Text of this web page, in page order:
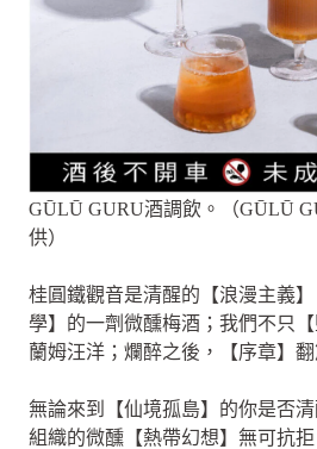
GŪLŪ GURU酒調飲。（GŪLŪ
供）
桂圓鐵觀音是清醒的【浪漫主義
學】的一劑微醺梅酒；我們不只
蘭姆汪洋；爛醉之後，【序章】翻
無論來到【仙境孤島】的你是否
組織的微醺【熱帶幻想】無可抗